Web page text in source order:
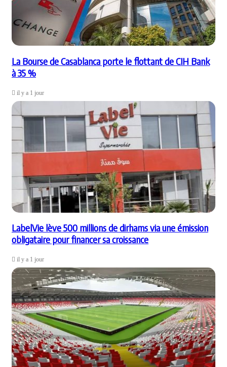
La Bourse de Casablanca porte le flottant de CIH Bank
à 35 %
il y a 1 jour
LabelVie lève 500 millions de dirhams via une émission
obligataire pour financer sa croissance
il y a 1 jour